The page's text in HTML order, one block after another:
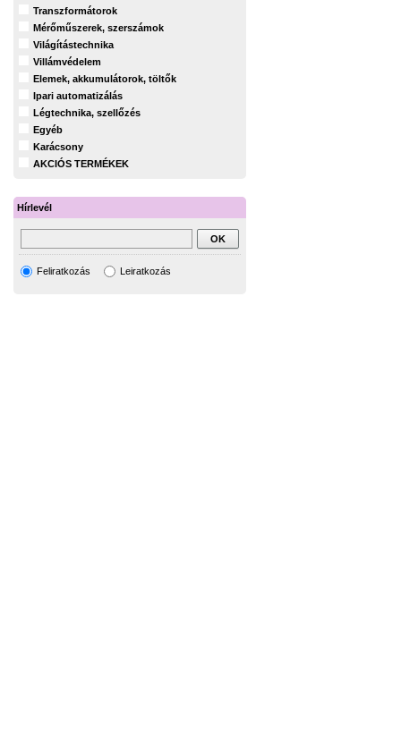
Transzformátorok
Mérőműszerek, szerszámok
Világítástechnika
Villámvédelem
Elemek, akkumulátorok, töltők
Ipari automatizálás
Légtechnika, szellőzés
Egyéb
Karácsony
AKCIÓS TERMÉKEK
Hírlevél
Feliratkozás Leiratkozás